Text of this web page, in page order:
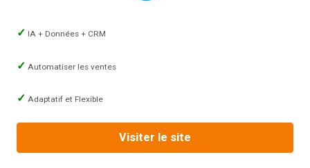
IA + Données + CRM
Automatiser les ventes
Adaptatif et Flexible
Visiter le site